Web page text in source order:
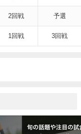
2回戦 予選
1回戦 3回戦